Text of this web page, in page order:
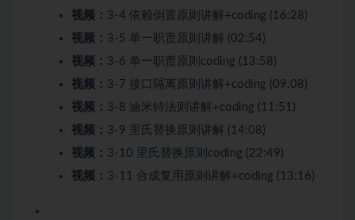
视频： 3-4 依赖倒置原则讲解+coding (16:28)
视频： 3-5 单一职责原则讲解 (02:54)
视频： 3-6 单一职责原则coding (13:58)
视频： 3-7 接口隔离原则讲解+coding (09:08)
视频： 3-8 迪米特法则讲解+coding (11:51)
视频： 3-9 里氏替换原则讲解 (14:08)
视频： 3-10 里氏替换原则coding (22:49)
视频： 3-11 合成复用原则讲解+coding (13:16)